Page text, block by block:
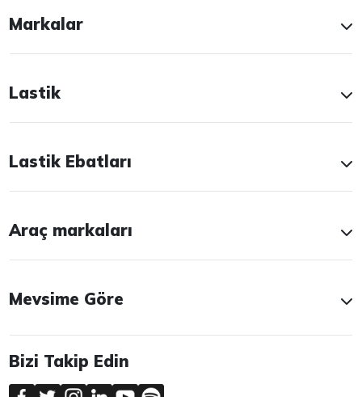
Markalar
Lastik
Lastik Ebatları
Araç markaları
Mevsime Göre
Bizi Takip Edin